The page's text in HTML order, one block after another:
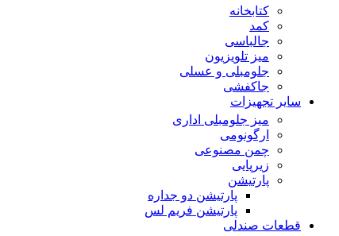
کتابخانه
کمد
جالباسی
میز تلویزیون
جلومبلی و عسلی
جاکفشی
سایر تجهیزات
میز جلومبلی اداری
ارگونومی
چمن مصنوعی
زیرپایی
پارتیشن
پارتیشن دو جداره
پارتیشن فریم لس
قطعات صندلی